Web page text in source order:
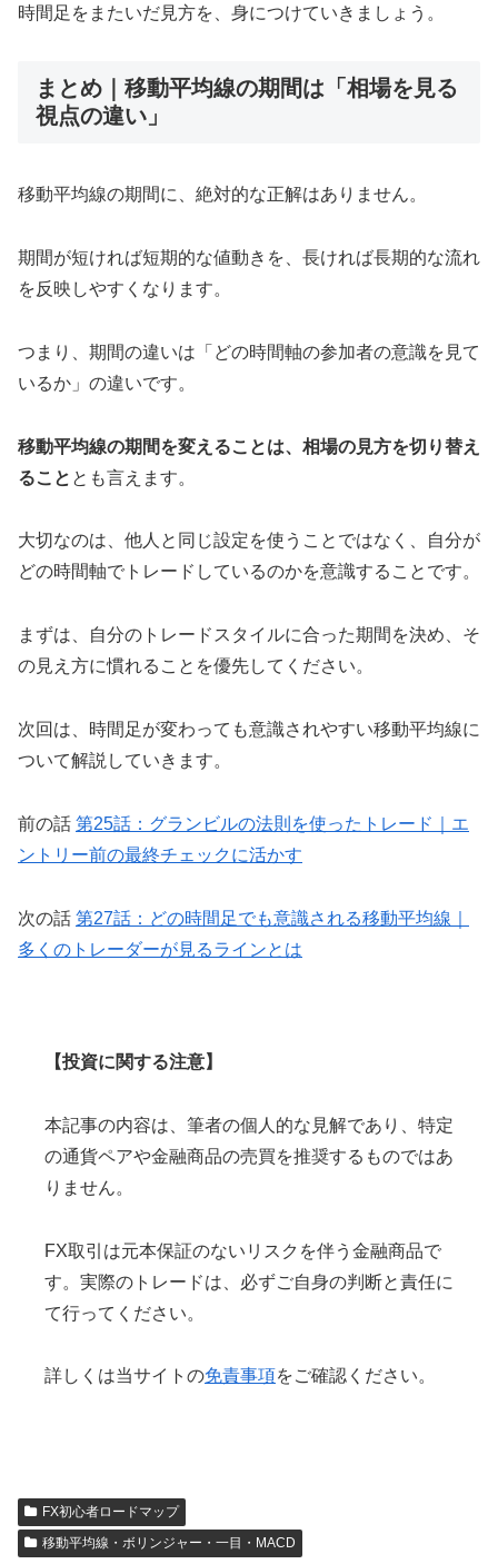
時間足をまたいだ見方を、身につけていきましょう。
まとめ｜移動平均線の期間は「相場を見る
視点の違い」
移動平均線の期間に、絶対的な正解はありません。
期間が短ければ短期的な値動きを、長ければ長期的な流れ
を反映しやすくなります。
つまり、期間の違いは「どの時間軸の参加者の意識を見て
いるか」の違いです。
移動平均線の期間を変えることは、相場の見方を切り替え
ること とも言えます。
大切なのは、他人と同じ設定を使うことではなく、自分が
どの時間軸でトレードしているのかを意識することです。
まずは、自分のトレードスタイルに合った期間を決め、そ
の見え方に慣れることを優先してください。
次回は、時間足が変わっても意識されやすい移動平均線に
ついて解説していきます。
前の話 第25話：グランビルの法則を使ったトレード｜エ
ントリー前の最終チェックに活かす
次の話 第27話：どの時間足でも意識される移動平均線｜
多くのトレーダーが見るラインとは
【投資に関する注意】
本記事の内容は、筆者の個人的な見解であり、特定
の通貨ペアや金融商品の売買を推奨するものではあ
りません。
FX取引は元本保証のないリスクを伴う金融商品で
す。実際のトレードは、必ずご自身の判断と責任に
て行ってください。
詳しくは当サイトの免責事項 をご確認ください。
FX初心者ロードマップ
移動平均線・ボリンジャー・一目・MACD